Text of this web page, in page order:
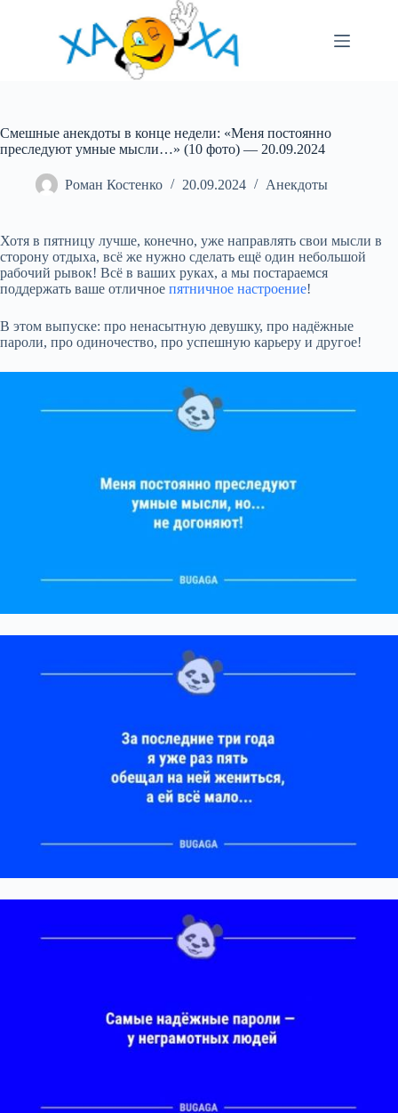
Смешные анекдоты в конце недели: «Меня постоянно
преследуют умные мысли…» (10 фото) — 20.09.2024
Роман Костенко 20.09.2024 Анекдоты
Хотя в пятницу лучше, конечно, уже направлять свои мысли в
сторону отдыха, всё же нужно сделать ещё один небольшой
рабочий рывок! Всё в ваших руках, а мы постараемся
поддержать ваше отличное пятничное настроение!
В этом выпуске: про ненасытную девушку, про надёжные
пароли, про одиночество, про успешную карьеру и другое!